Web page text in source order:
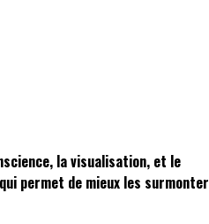
la visualisation, et le
permet de mieux les surmonter